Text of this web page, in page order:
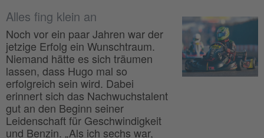
Alles fing klein an
Noch vor ein paar Jahren war der
jetzige Erfolg ein Wunschtraum.
Niemand hätte es sich träumen
lassen, dass Hugo mal so
erfolgreich sein wird. Dabei
erinnert sich das Nachwuchstalent
gut an den Beginn seiner
Leidenschaft für Geschwindigkeit
und Benzin. „Als ich sechs war,